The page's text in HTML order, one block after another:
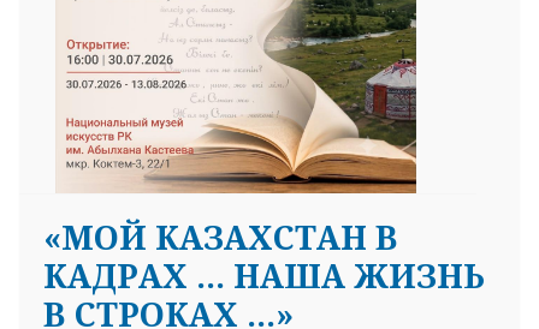
«МОЙ КАЗАХСТАН В
КАДРАХ … НАША ЖИЗНЬ
В СТРОКАХ …»